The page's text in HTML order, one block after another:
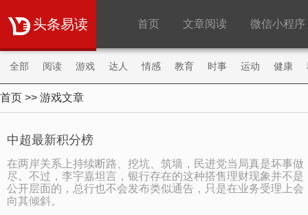
头条易读 首页 文章阅读 微信小程序
全部 阅读 游戏 达人 情感 教育 时事 运动 健康
购物 旅游 职场
首页 >> 游戏文章
中超最新积分榜
在两岸关系上持续断路、挖坑、筑墙，民进党当局真是坏事做
尽。不过，李宇嘉坦言，银行存在的这种搭售理财现象并不是
公开层面的，总行也不会发布类似通告，只是在业务受理上会
向其倾斜。